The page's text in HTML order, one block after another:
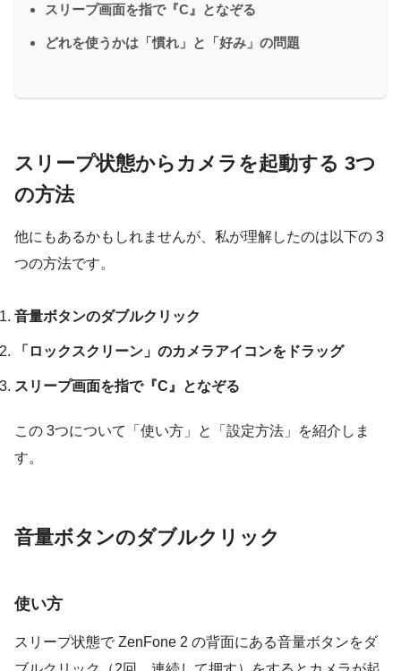
スリープ画面を指で『C』となぞる
どれを使うかは「慣れ」と「好み」の問題
スリープ状態からカメラを起動する 3つ
の方法
他にもあるかもしれませんが、私が理解したのは以下の 3
つの方法です。
音量ボタンのダブルクリック
「ロックスクリーン」のカメラアイコンをドラッグ
スリープ画面を指で『C』となぞる
この 3つについて「使い方」と「設定方法」を紹介しま
す。
音量ボタンのダブルクリック
使い方
スリープ状態で ZenFone 2 の背面にある音量ボタンをダ